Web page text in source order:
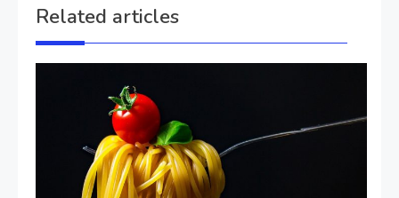
Related articles